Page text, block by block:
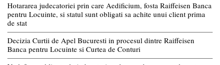
Hotararea judecatoriei prin care Aedificium, fosta Raiffeisen Banca
pentru Locuinte, si statul sunt obligati sa achite unui client prima
de stat
Decizia Curtii de Apel Bucuresti in procesul dintre Raiffeisen
Banca pentru Locuinte si Curtea de Conturi